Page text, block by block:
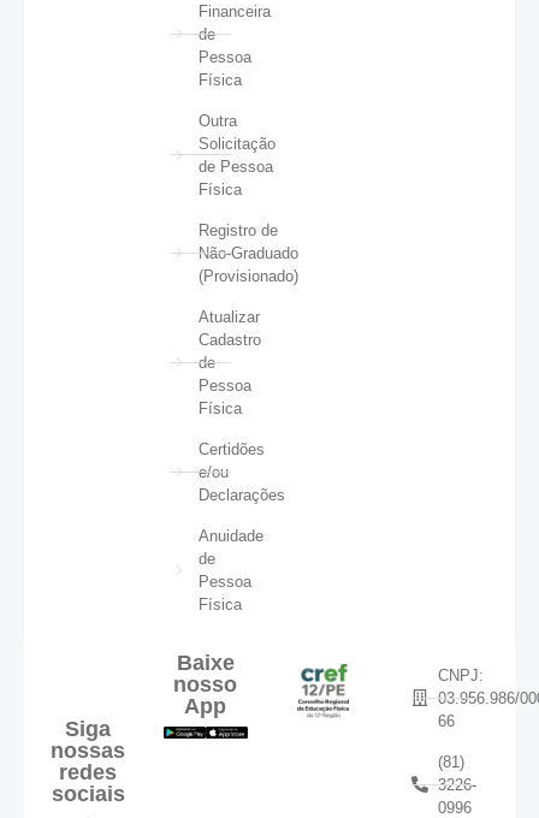
Financeira
de
Pessoa
Física
Outra
Solicitação
de Pessoa
Física
Registro de
Não-Graduado
(Provisionado)
Atualizar
Cadastro
de
Pessoa
Física
Certidões
e/ou
Declarações
Anuidade
de
Pessoa
Física
Siga
nossas
redes
sociais
Baixe
nosso
App
CNPJ:
03.956.986/
66
(81)
3226-
0996